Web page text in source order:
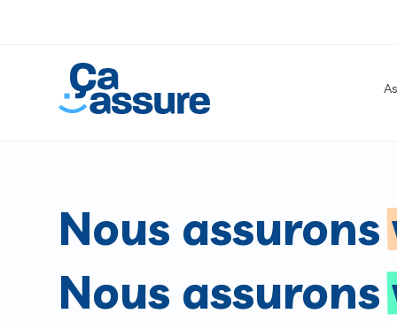
Nous assurons
Nous assurons